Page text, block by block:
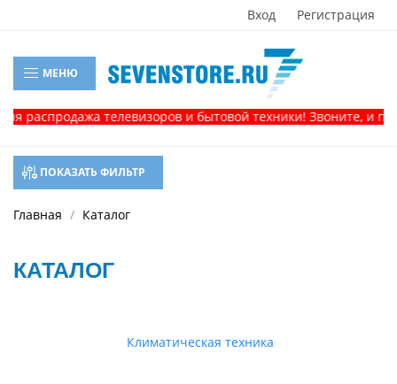
Вход Регистрация
МЕНЮ
телевизоров и бытовой техники! Звоните, и
ПОКАЗАТЬ ФИЛЬТР
Главная Каталог
КАТАЛОГ
Климатическая техника